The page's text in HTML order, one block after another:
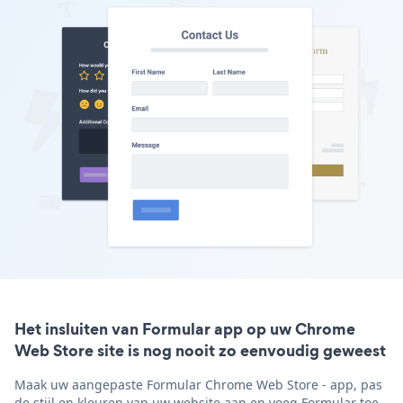
Het insluiten van Formular app op uw Chrome
Web Store site is nog nooit zo eenvoudig geweest
Maak uw aangepaste Formular Chrome Web Store - app, pas